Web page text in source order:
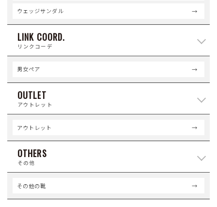
ウェッジサンダル
LINK COORD.
リンクコーデ
男女ペア
OUTLET
アウトレット
アウトレット
OTHERS
その他
その他の靴